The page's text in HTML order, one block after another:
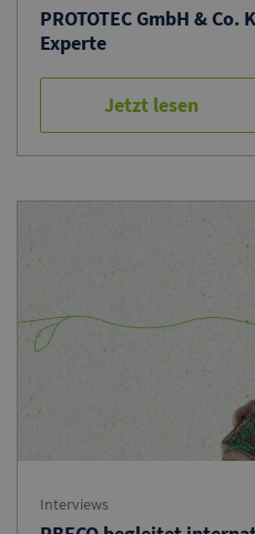
PROTOTEC GmbH & Co.
Experte
Jetzt lesen
Interviews